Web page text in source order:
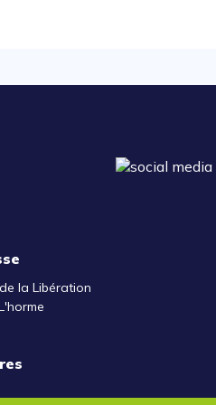
la Libération